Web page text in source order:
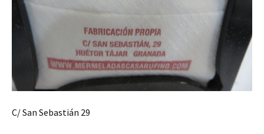
C/ San Sebastián 29